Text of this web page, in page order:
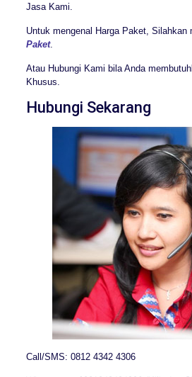
Jasa Kami.
Untuk mengenal Harga Paket, Silahkan
Paket.
Atau Hubungi Kami bila Anda
Khusus.
Hubungi Sekarang
Call/SMS: 0812 4342 4306